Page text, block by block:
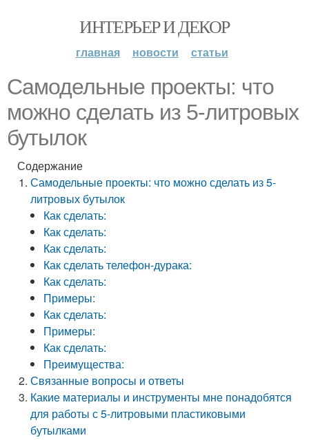
ИНТЕРЬЕР И ДЕКОР
главная новости статьи
Самодельные проекты: что
можно сделать из 5-литровых
бутылок
Содержание
Самодельные проекты: что можно сделать из 5-
литровых бутылок
Как сделать:
Как сделать:
Как сделать:
Как сделать телефон-дурака:
Как сделать:
Примеры:
Как сделать:
Примеры:
Как сделать:
Преимущества:
Связанные вопросы и ответы
Какие материалы и инструменты мне понадобятся
для работы с 5-литровыми пластиковыми
бутылками